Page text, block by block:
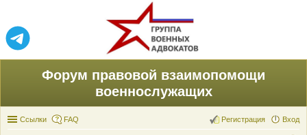
Форум правовой взаимопомощи
военнослужащих
Ссылки FAQ Вход
Регистрация